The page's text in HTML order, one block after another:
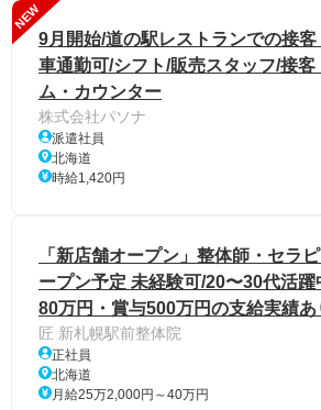
NEW
9月開始/道の駅レストランでの接
車通勤可/シフト/販売スタッフ/接
ム・カウンター
株式会社パソナ
派遣社員
北海道
時給1,420円
「新店舗オープン」整体師・セラ
ープン予定 未経験可/20〜30代活躍
80万円・賞与500万円の支給実績あ
匠 新札幌駅前整体院
正社員
北海道
月給25万2,000円～40万円